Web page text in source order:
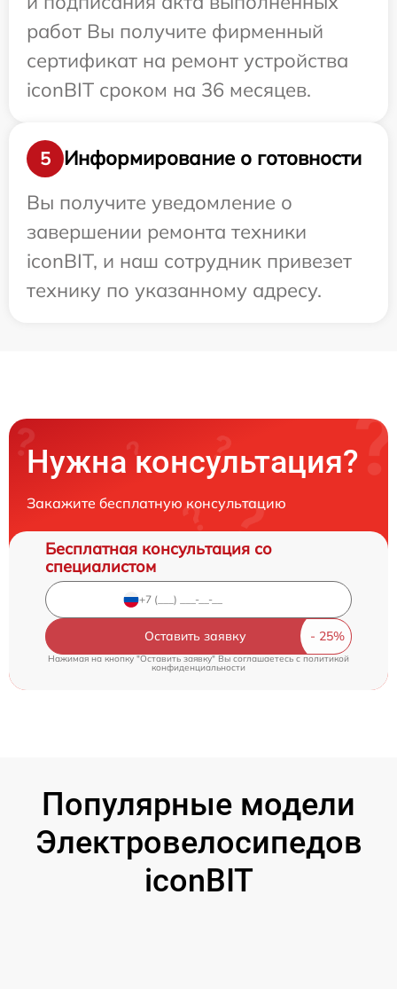
работ Вы получите фирменный
сертификат на ремонт устройства
iconBIT сроком на 36 месяцев.
5
Информирование о готовности
Вы получите уведомление о
завершении ремонта техники
iconBIT, и наш сотрудник привезет
технику по указанному адресу.
Нужна консультация?
Закажите бесплатную консультацию
Бесплатная консультация со
специалистом
Оставить заявку
Нажимая на кнопку "Оставить заявку" Вы соглашаетесь cполитикой
конфиденциальности
Популярные модели
Электровелосипедов
iconBIT